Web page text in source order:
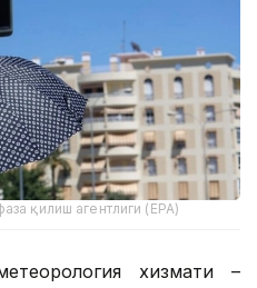
қилиш агентлиги (EPA)
хизмати –